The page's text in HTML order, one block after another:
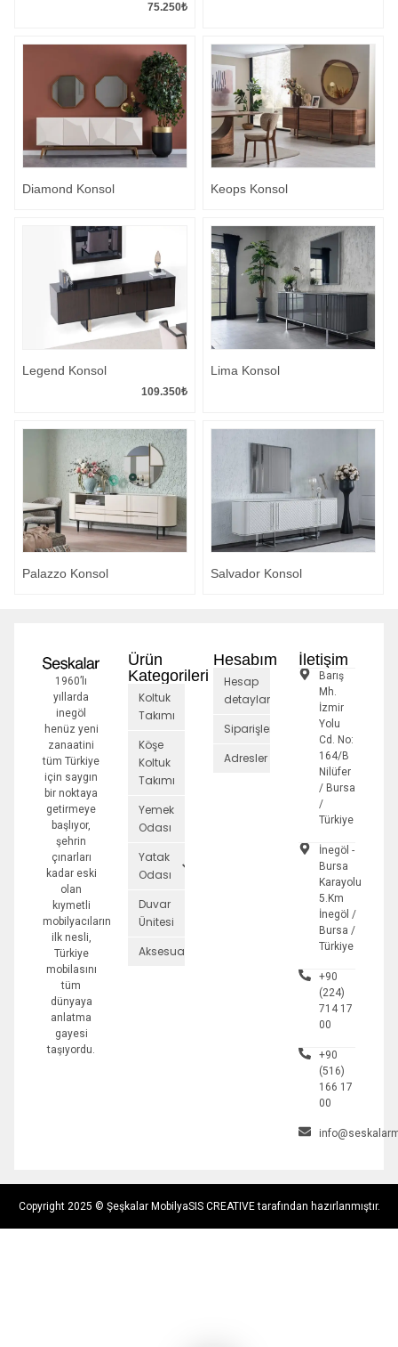
75.250₺
Diamond Konsol Keops Konsol
Legend Konsol
109.350₺
Lima Konsol
Palazzo Konsol Salvador Konsol
1960’lı
yıllarda
inegöl
henüz yeni
zanaatini
tüm Türkiye
için saygın
bir noktaya
getirmeye
başlıyor,
şehrin
çınarları
kadar eski
olan
kıymetli
mobilyacıların
ilk nesli,
Türkiye
mobilasını
tüm
dünyaya
anlatma
gayesi
taşıyordu.
Ürün
Kategorileri
Koltuk
Takımı
Köşe
Koltuk
Takımı
Yemek
Odası
Yatak
Odası
Duvar
Ünitesi
Aksesuarlar
Hesabım
Hesap
detayları
Siparişler
Adresler
İletişim
Barış
Mh.
İzmir
Yolu
Cd. No:
164/B
Nilüfer
/ Bursa
/
Türkiye
İnegöl -
Bursa
Karayolu
5.Km
İnegöl /
Bursa /
Türkiye
+90
(224)
714 17
00
+90
(516)
166 17
00
Copyright 2025 © Şeşkalar MobilyaSIS CREATIVE tarafından hazırlanmıştır.